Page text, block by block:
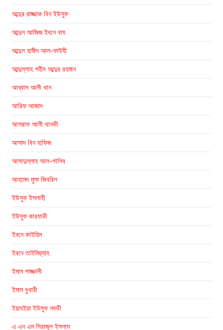
আব্দুর রাজ্জাক বিন ইউসুফ
আব্দুল আজিজ ইবনে বায
আব্দুল হামীদ আল-ফাইযী
আব্দুল্লাহ শহীদ আব্দুর রহমান
আব্বাস আলী খান
আরিফ আজাদ
আশরাফ আলী থানভী
আসাদ বিন হাফিজ
আসাদুল্লাহ আল-গালিব
আহমেদ মুসা জিবরিল
ইউসুফ ইসলাহী
ইউসুফ কারযাভী
ইবনে কাইয়িম
ইবনে তাইমিয়্যাহ
ইমাম গাজ্জালী
ইমাম বুখারী
ইয়াহইয়া ইউসুফ নদভী
এ এন এম সিরাজুল ইসলাম